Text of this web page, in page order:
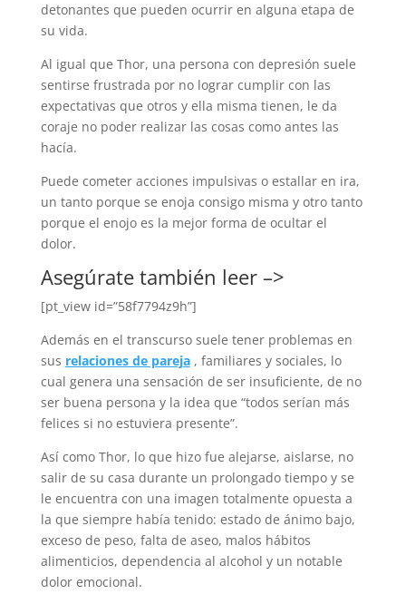
detonantes que pueden ocurrir en alguna etapa de
su vida.
Al igual que Thor, una persona con depresión suele
sentirse frustrada por no lograr cumplir con las
expectativas que otros y ella misma tienen, le da
coraje no poder realizar las cosas como antes las
hacía.
Puede cometer acciones impulsivas o estallar en ira,
un tanto porque se enoja consigo misma y otro tanto
porque el enojo es la mejor forma de ocultar el
dolor.
Asegúrate también leer –>
[pt_view id=”58f7794z9h”]
Además en el transcurso suele tener problemas en
sus relaciones de pareja, familiares y sociales, lo
cual genera una sensación de ser insuficiente, de no
ser buena persona y la idea que “todos serían más
felices si no estuviera presente”.
Así como Thor, lo que hizo fue alejarse, aislarse, no
salir de su casa durante un prolongado tiempo y se
le encuentra con una imagen totalmente opuesta a
la que siempre había tenido: estado de ánimo bajo,
exceso de peso, falta de aseo, malos hábitos
alimenticios, dependencia al alcohol y un notable
dolor emocional.